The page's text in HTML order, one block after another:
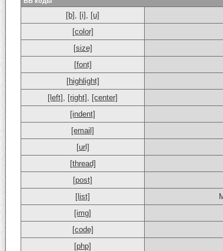
[b] , [i] , [u]
[color]
[size]
[font]
[highlight]
[left] , [right] , [center]
[indent]
[email]
[url]
[thread]
[post]
[list]
[img]
[code]
[php]